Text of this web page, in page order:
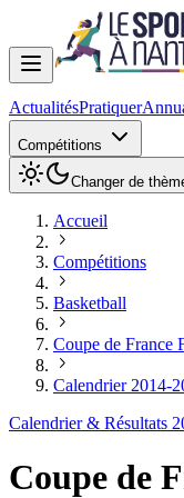
ActualitésPratiquer
Compétitions
Changer de
Accueil
Compétitions
Basketball
Coupe de France
Calendrier 2014-
Calendrier & Résultats
Coupe de